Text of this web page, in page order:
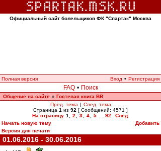
Официальный сайт болельщиков ФК "Спартак" Москва
Полная версия Вход • Регистрация
FAQ • Поиск
Общение на сайте » Гостевая книга ВВ
Пред. тема | След. тема
Страница 1 из 92 [ Сообщений: 4571 ]
На страницу 1 2 3 4 5 92
След.
Начать новую тему
Добавить
Версия для печати
01.06.2016 - 30.06.2016